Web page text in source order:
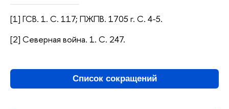
[1] ГСВ. 1. С. 117; ПЖПВ. 1705 г. С. 4-5.
[2] Северная война. 1. С. 247.
Список сокращений